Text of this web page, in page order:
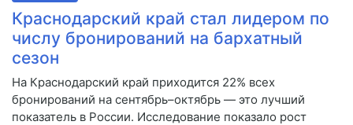
Краснодарский край стал лидером по
числу бронирований на бархатный
сезон
На Краснодарский край приходится 22% всех
бронирований на сентябрь–октябрь — это лучший
показатель в России. Исследование показало рост